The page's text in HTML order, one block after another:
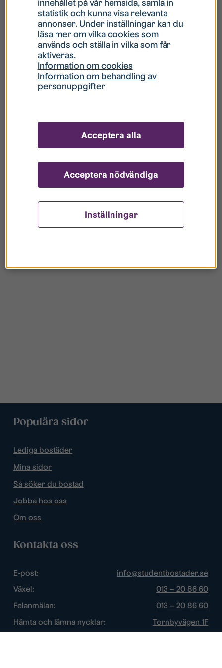
Hur gör jag om mitt konto är låst?
Hur gör jag när jag glömt mitt lösenord?
Vad innebär Gästkonto/Gästanvändare?
Populära sidor
Lediga bostäder
Mina sidor
Så söker du bostad
Jobba hos oss
Om oss
Kontakta oss
E-post:
info@studentbostader.se
Växel:
013 – 20 86 60
Felanmälan:
013 – 20 86 60
Hämta och lämna nycklar:
Tornbyvägen 1F
innehållet på vår hemsida, samla in
statistik och kunna visa relevanta
annonser. Under inställningar kan du
läsa mer om vilka cookies som
används och ställa in vilka som får
aktiveras.
Information om cookies
Information om behandling av
personuppgifter
Inställningar
Acceptera nödvändiga
Acceptera alla